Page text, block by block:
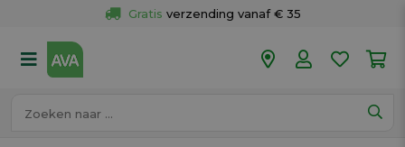
Gratis verzending vanaf € 35
50 winkels